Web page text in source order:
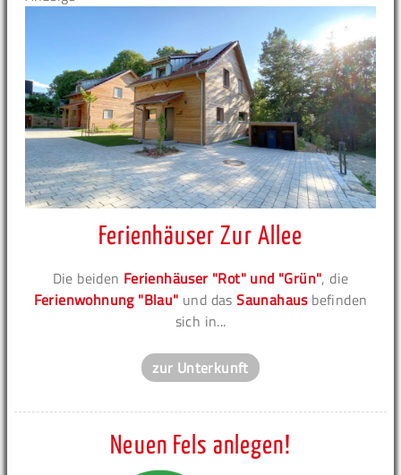
Ferienhäuser Zur Allee
Die beiden Ferienhäuser "Rot" und "Grün", die
Ferienwohnung "Blau" und dasSaunahausbefinden
sich in...
zur Unterkunft
Neuen Fels anlegen!